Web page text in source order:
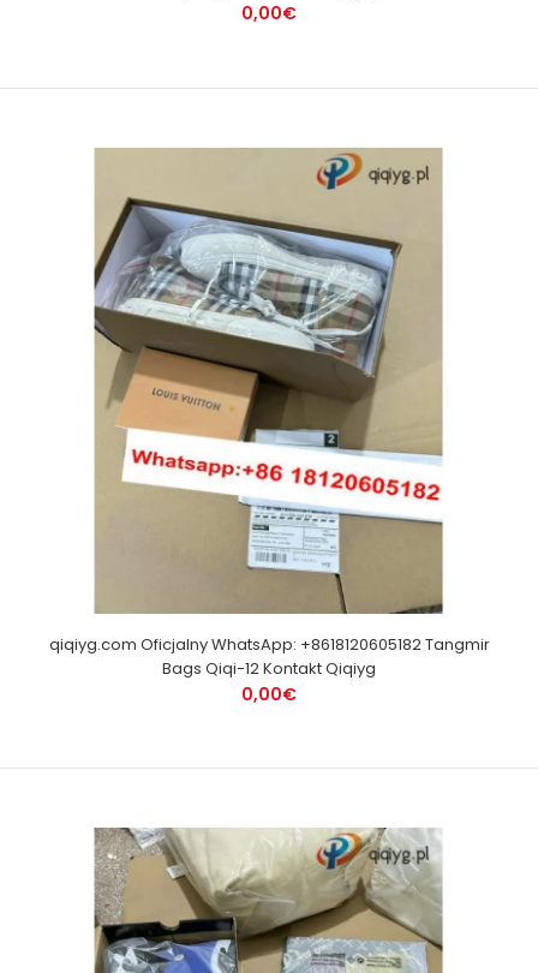
0,00€
qiqiyg.com Oficjalny WhatsApp: +8618120605182 Tangmir
Bags Qiqi-12 Kontakt Qiqiyg
0,00€